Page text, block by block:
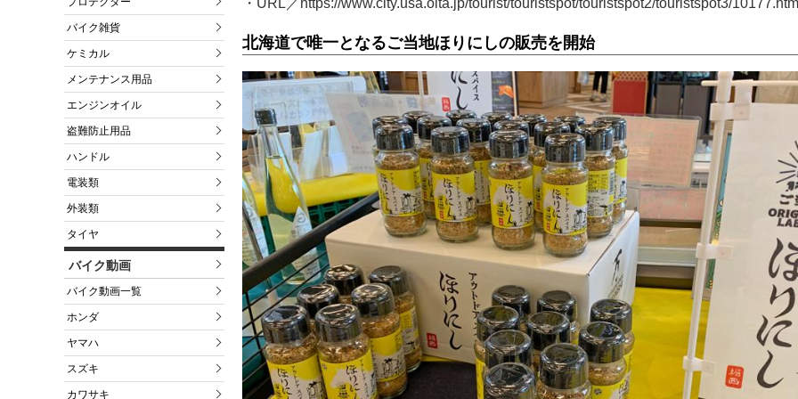
バイク雑貨
ケミカル
メンテナンス用品
エンジンオイル
盗難防止用品
ハンドル
電装類
外装類
タイヤ
バイク動画
バイク動画一覧
ホンダ
ヤマハ
スズキ
カワサキ
北海道で唯一となるご当地ほりにしの販売を開始